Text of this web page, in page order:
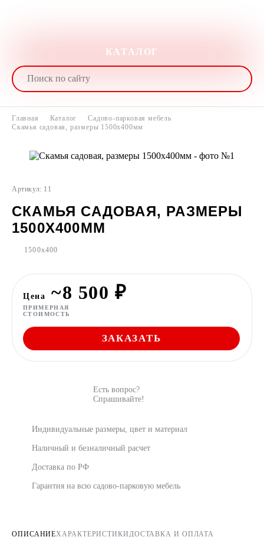
КАТАЛОГ
Главная Каталог
Садово-парковая мебель
Скамья садовая, размеры 1500х400мм
Артикул: 11
СКАМЬЯ САДОВАЯ, РАЗМЕРЫ
1500Х400ММ
1500x400
ЗАКАЗАТЬ
Цена ~8 500 ₽
ПРИМЕРНАЯ
СТОИМОСТЬ
Есть вопрос?
Спрашивайте!
Индивидуальные размеры, цвет и материал
Наличный и безналичный расчет
Доставка по РФ
Гарантия на всю садово-парковую мебель
ОПИСАНИЕХАРАКТЕРИСТИКИДОСТАВКА И ОПЛАТА